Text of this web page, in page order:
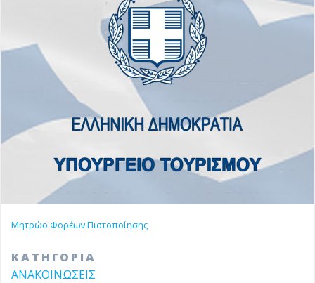
Μητρώο Φορέων Πιστοποίησης
ΚΑΤΗΓΟΡΙΑ
ΑΝΑΚΟΙΝΩΣΕΙΣ